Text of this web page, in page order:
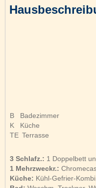
B
Badezimmer
K
Küche
TE Terrasse
3 Schlafz.: 1 Doppelbett
1 Mehrzweckr.:
Küche: Kühl-Gefrier-